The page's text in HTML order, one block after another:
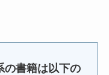
の書籍は以下の